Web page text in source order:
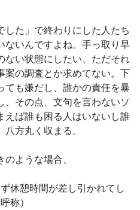
した」で終わりにした人たち
ないんですよね。手っ取り早
ない状態にしたい、ただそれ
案の調査とか求めてない。下
ても嫌だし、誰かの責任を暴
、その点、文句を言わないソ
えば誰も困る人はいないし誰
方丸く収まる。
ような場合、
休憩時間が差し引かれてし
称）